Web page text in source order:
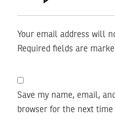
Your email address will
Required fields are
Save my name, email,
browser for the next time